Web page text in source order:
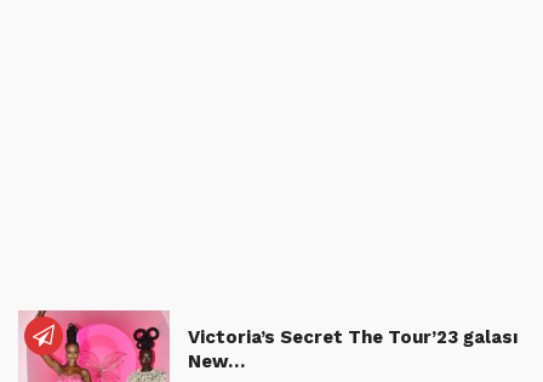
Victoria’s Secret The Tour’23 galası
New…